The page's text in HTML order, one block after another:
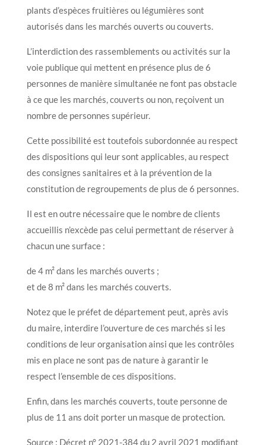
plants d’espèces fruitières ou légumières sont
autorisés dans les marchés ouverts ou couverts.
L’interdiction des rassemblements ou activités sur la
voie publique qui mettent en présence plus de 6
personnes de manière simultanée ne font pas obstacle
à ce que les marchés, couverts ou non, reçoivent un
nombre de personnes supérieur.
Cette possibilité est toutefois subordonnée au respect
des dispositions qui leur sont applicables, au respect
des consignes sanitaires et à la prévention de la
constitution de regroupements de plus de 6 personnes.
Il est en outre nécessaire que le nombre de clients
accueillis n’excède pas celui permettant de réserver à
chacun une surface :
de 4 m² dans les marchés ouverts ;
et de 8 m² dans les marchés couverts.
Notez que le préfet de département peut, après avis
du maire, interdire l’ouverture de ces marchés si les
conditions de leur organisation ainsi que les contrôles
mis en place ne sont pas de nature à garantir le
respect l’ensemble de ces dispositions.
Enfin, dans les marchés couverts, toute personne de
plus de 11 ans doit porter un masque de protection.
Source : Décret n° 2021-384 du 2 avril 2021 modifiant